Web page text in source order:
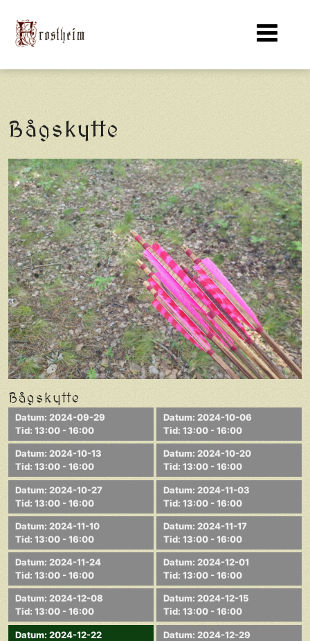
Bågskytte
Bågskytte
Datum: 2024-09-29
Tid: 13:00 - 16:00
Datum: 2024-10-06
Tid: 13:00 - 16:00
Datum: 2024-10-13
Tid: 13:00 - 16:00
Datum: 2024-10-20
Tid: 13:00 - 16:00
Datum: 2024-10-27
Tid: 13:00 - 16:00
Datum: 2024-11-03
Tid: 13:00 - 16:00
Datum: 2024-11-10
Tid: 13:00 - 16:00
Datum: 2024-11-17
Tid: 13:00 - 16:00
Datum: 2024-11-24
Tid: 13:00 - 16:00
Datum: 2024-12-01
Tid: 13:00 - 16:00
Datum: 2024-12-08
Tid: 13:00 - 16:00
Datum: 2024-12-15
Tid: 13:00 - 16:00
Datum: 2024-12-22
Datum: 2024-12-29